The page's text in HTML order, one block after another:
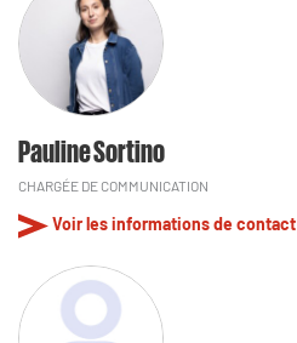
Pauline Sortino
CHARGÉE DE COMMUNICATION
Voir les informations de contact